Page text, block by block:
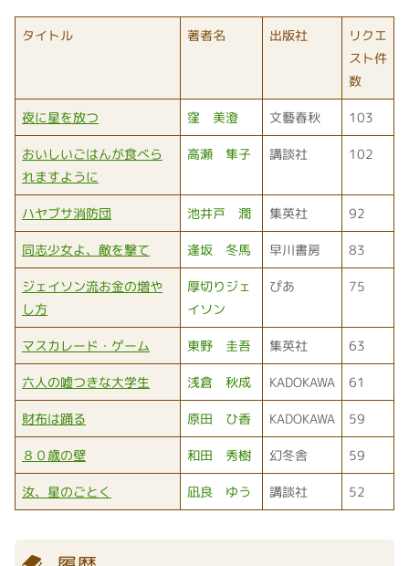
タイトル 著者名 出版社
リクエ
スト件
数
夜に星を放つ 窪 美澄 文藝春秋 103
おいしいごはんが食べら
れますように
高瀬 隼子 講談社 102
ハヤブサ消防団 池井戸 潤 集英社 92
同志少女よ、敵を撃て 逢坂 冬馬 早川書房 83
ジェイソン流お金の増や
し方
厚切りジェ
イソン
ぴあ 75
マスカレード・ゲーム 東野 圭吾 集英社 63
六人の嘘つきな大学生 浅倉 秋成 KADOKAWA 61
財布は踊る 原田 ひ香 KADOKAWA 59
８０歳の壁 和田 秀樹 幻冬舎 59
汝、星のごとく 凪良 ゆう 講談社 52